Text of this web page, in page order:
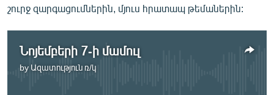
ՓՈԴՔԱՍԹ
շուրջ զարգացումներին, մյուս հրատապ թեմաներին:
Նոյեմբերի 7-ի մամուլ
by Ազատություն ռ/կ
No media source currently available